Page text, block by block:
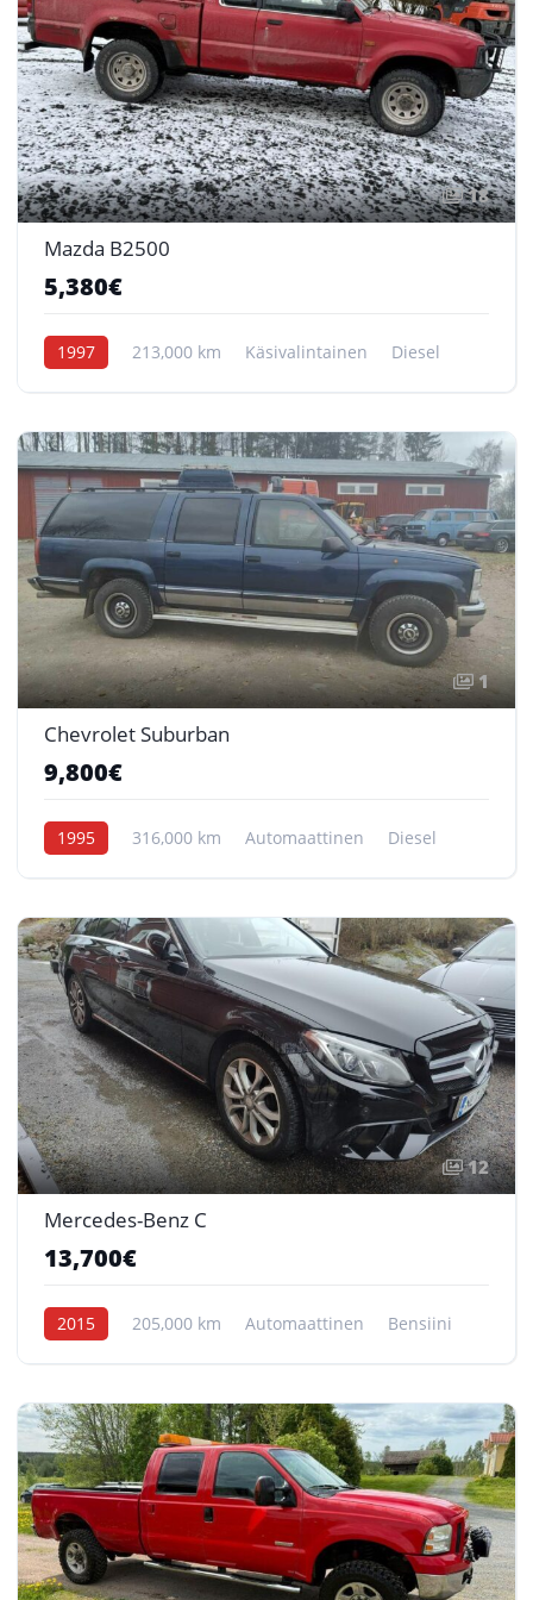
18
Mazda B2500
5,380€
1997 213,000 km Käsivalintainen Diesel
1
Chevrolet Suburban
9,800€
1995 316,000 km Automaattinen Diesel
12
Mercedes-Benz C
13,700€
2015 205,000 km Automaattinen Bensiini